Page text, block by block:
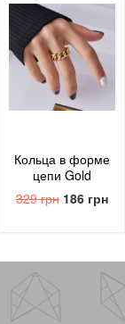
Кольца в форме
цепи Gold
329 грн 186 грн